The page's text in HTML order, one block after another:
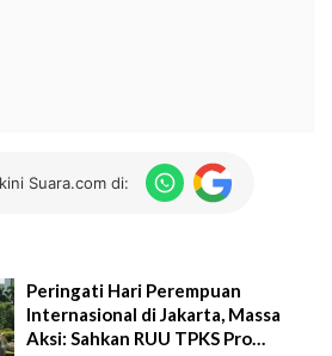
Suara.com di:
Peringati Hari Perempuan
Internasional di Jakarta, Massa
Aksi: Sahkan RUU TPKS Pro